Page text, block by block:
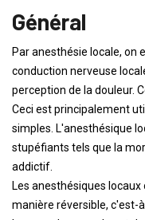
Général
Par anesthésie locale, on
conduction nerveuse
perception de la douleur.
Ceci est principalement
simples. L'anesthésique
stupéfiants tels que la
addictif.
Les anesthésiques
manière réversible, c'est-